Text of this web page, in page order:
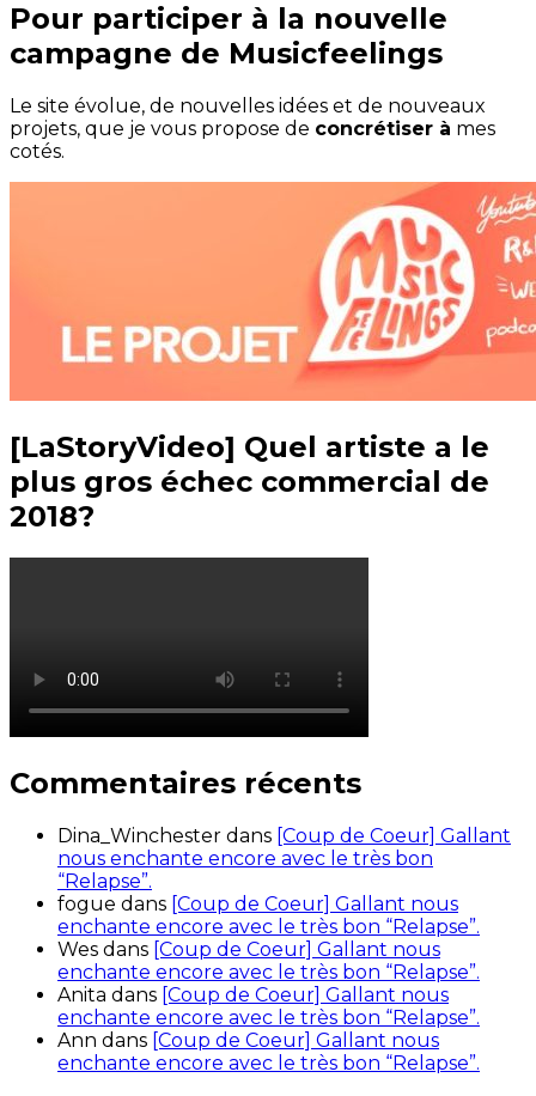
Pour participer à la nouvelle
campagne de Musicfeelings
Le site évolue, de nouvelles idées et de nouveaux
projets, que je vous propose de concrétiser à mes
cotés.
[LaStoryVideo] Quel artiste a le
plus gros échec commercial de
2018?
Commentaires récents
Dina_Winchester dans [Coup de Coeur] Gallant
nous enchante encore avec le très bon
“Relapse”.
fogue dans [Coup de Coeur] Gallant nous
enchante encore avec le très bon “Relapse”.
Wes dans [Coup de Coeur] Gallant nous
enchante encore avec le très bon “Relapse”.
Anita dans [Coup de Coeur] Gallant nous
enchante encore avec le très bon “Relapse”.
Ann dans [Coup de Coeur] Gallant nous
enchante encore avec le très bon “Relapse”.